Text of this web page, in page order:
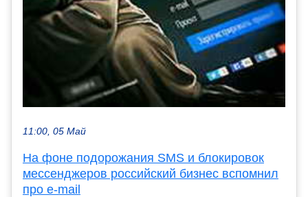
11:00, 05 Май
На фоне подорожания SMS и блокировок
мессенджеров российский бизнес вспомнил
про e-mail